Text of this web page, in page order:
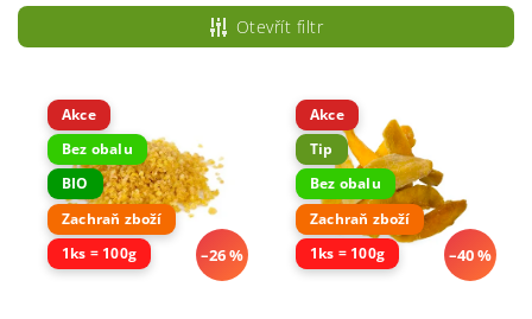
Doporučujeme
Nejlevnější
Abecedně
Otevřít filtr
Akce
Bez obalu
BIO
Zachraň zboží
1ks = 100g
–26 %
Akce
Tip
Bez obalu
Zachraň zboží
1ks = 100g
–40 %